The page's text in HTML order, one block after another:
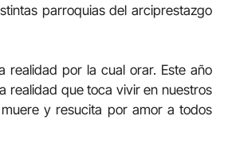
parroquias del arciprestazgo
realidad por la cual orar. Este año
realidad que toca vivir en nuestros
y resucita por amor a todos